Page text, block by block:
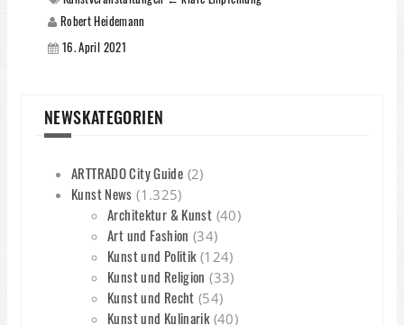
Robert Heidemann
16. April 2021
NEWSKATEGORIEN
ARTTRADO City Guide (2)
Kunst News (1.325)
Architektur & Kunst (40)
Art und Fashion (34)
Kunst und Politik(124)
Kunst und Religion (33)
Kunst und Recht (54)
Kunst und Kulinarik(40)